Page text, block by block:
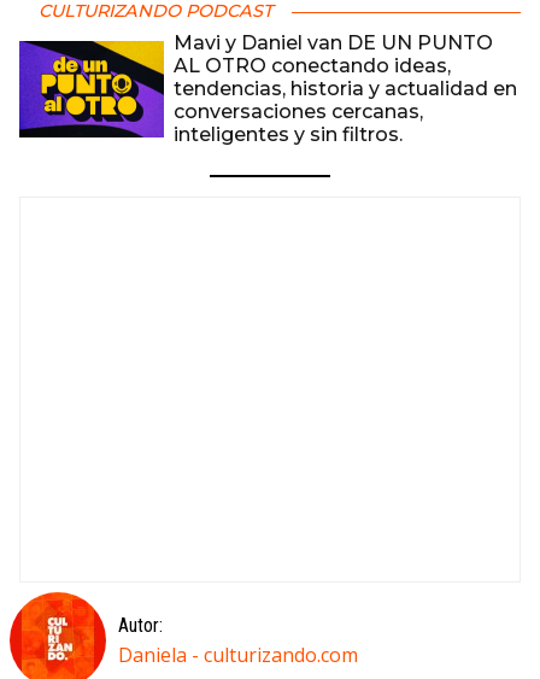
CULTURIZANDO PODCAST
Mavi y Daniel van DE UN PUNTO
AL OTRO conectando ideas,
tendencias, historia y actualidad en
conversaciones cercanas,
inteligentes y sin filtros.
Autor:
Daniela - culturizando.com